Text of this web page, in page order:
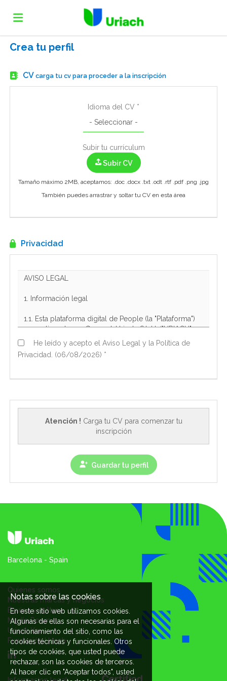
Home
Lista
trabajo
Idioma
IT
Crea tu perfil
CVcarga tu cv para proceder a la inscripción
Idioma del CV *
Subir tu currículum
Subir CV
Tamaño máximo 2MB, aceptamos: .doc .docx .txt .odt .rtf .pdf .png .jpg
También puedes arrastrar y soltar tu CV en esta área
Privacidad
He leído y acepto el Aviso Legal y la Política de
Privacidad. (06/08/2026) *
Atención ! Carga tu CV para comenzar tu
inscripción
Guardar tu perfil
Barcelona - Spain
Quienes somos
Nuestras marcas y negocios
Equipo y cultura
Media Room
Uriach You
Fundación Uriach
Notas sobre las cookies
En este sitio web utilizamos cookies.
Algunas de ellas son necesarias para el
funcionamiento del sitio, como las
cookies técnicas y funcionales. Otros
tipos de cookies, que usted puede
rechazar, son las cookies de terceros.
Al hacer clic en "Aceptar todos", usted